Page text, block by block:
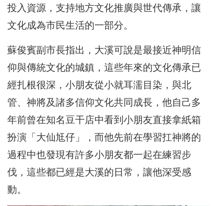
投入資源，支持地方文化推廣與世代傳承，讓
文化成為市民生活的一部分。
蘇俊賓副市長指出，大溪可說是最接近神明信
仰與傳統文化的城鎮，這些年來的文化傳承已
經扎根很深，小朋友從小就耳濡目染，與北
管、神將及諸多信仰文化共同成長，他自己多
年前曾在知名豆干店中看到小朋友直接拿紙箱
扮演「大仙尪仔」，而他先前在學習扛神將的
過程中也發現有許多小朋友都一起在練習步
伐，這些都已經是大溪的日常，讓他深受感
動。